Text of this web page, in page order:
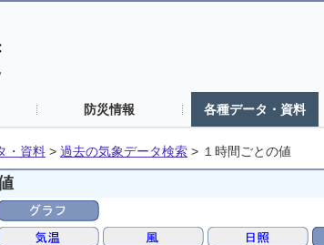
防災情報 各種データ・資料
・資料 > 過去の気象データ検索 > １時間ごとの値